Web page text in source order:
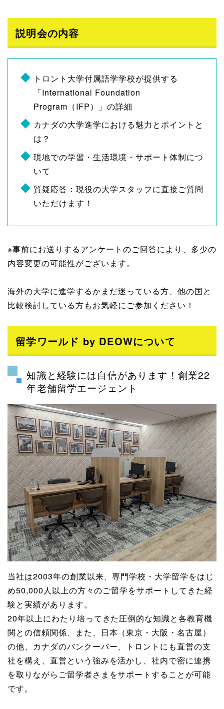
説明会の内容
トロント大学付属語学学校が提供する
「International Foundation
Program（IFP）」の詳細
カナダの大学進学における魅力とポイントと
は？
現地での学習・生活環境・サポート体制につ
いて
質疑応答：現役の大学スタッフに直接ご質問
いただけます！
※事前にお送りするアンケートのご回答により、多少の
内容変更の可能性がございます。
海外の大学に進学するかまだ迷っている方、他の国と
比較検討している方もお気軽にご参加ください！
留学ワールド by DEOWについて
知識と経験には自信があります！創業22
年老舗留学エージェント
当社は2003年の創業以来、専門学校・大学留学をはじ
め50,000人以上の方々のご留学をサポートしてきた経
験と実績があります。
20年以上にわたり培ってきた圧倒的な知識と各教育機
関との信頼関係、また、日本（東京・大阪・名古屋）
の他、カナダのバンクーバー、トロントにも直営の支
社を構え、直営という強みを活かし、社内で密に連携
を取りながらご留学者さまをサポートすることが可能
です。